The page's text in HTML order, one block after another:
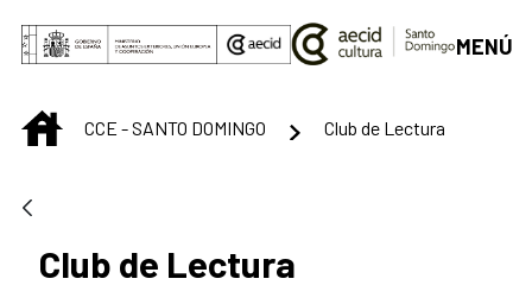
Saltar al contenido principal
MENÚ
INICIOCCE - SANTO DOMINGO Club de Lectura
Club de Lectura